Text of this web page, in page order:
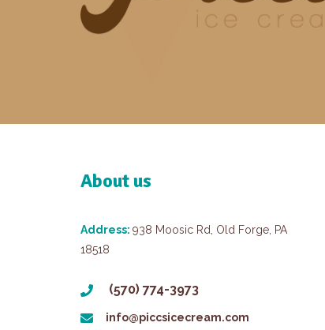
About us
Address: 938 Moosic Rd, Old Forge, PA
18518
(570) 774-3973
info@piccsicecream.com